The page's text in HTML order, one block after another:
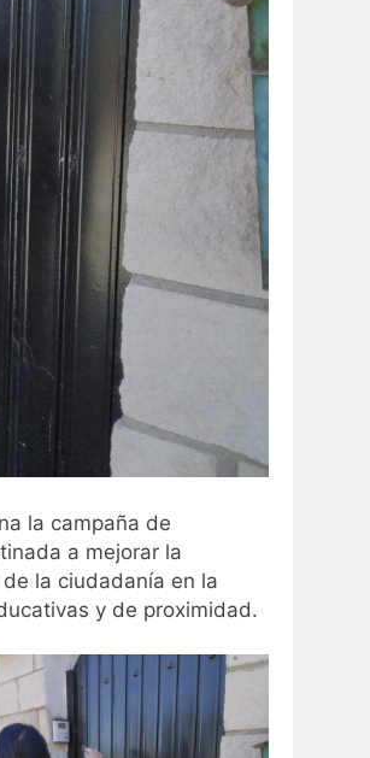
la campaña de
a mejorar la
la ciudadanía en la
y de proximidad.